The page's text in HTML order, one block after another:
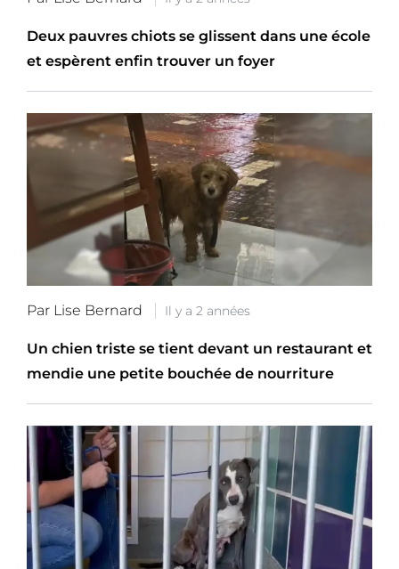
Deux pauvres chiots se glissent dans une école
et espèrent enfin trouver un foyer
Par Lise Bernard Il y a 2 années
Un chien triste se tient devant un restaurant et
mendie une petite bouchée de nourriture